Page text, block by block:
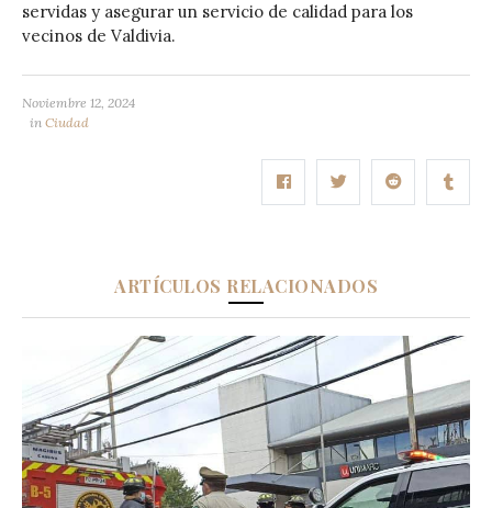
servidas y asegurar un servicio de calidad para los
vecinos de Valdivia.
Noviembre 12, 2024
in Ciudad
ARTÍCULOS RELACIONADOS